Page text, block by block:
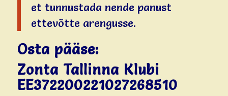
et tunnustada nende panust
ettevõtte arengusse.
Osta pääse:
Zonta Tallinna Klubi
EE372200221027268510